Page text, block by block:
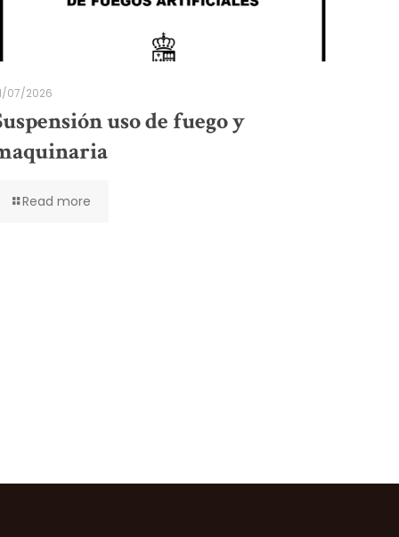
07/2026
uso de fuego y
Read more